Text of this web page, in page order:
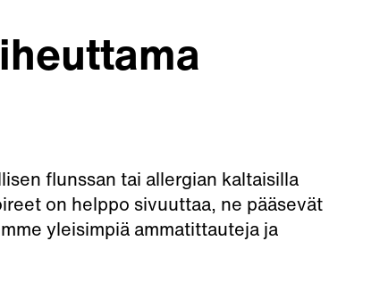
flunssan tai allergian kaltaisilla
on helppo sivuuttaa, ne pääsevät
yleisimpiä ammatittauteja ja